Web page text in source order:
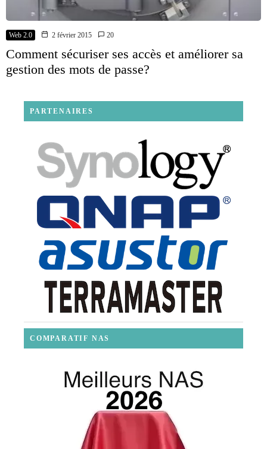
Web 2.0 2 février 2015 20
Comment sécuriser ses accès et améliorer sa
gestion des mots de passe?
PARTENAIRES
COMPARATIF NAS